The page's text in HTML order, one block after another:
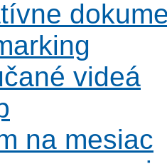
videá
na mesiac